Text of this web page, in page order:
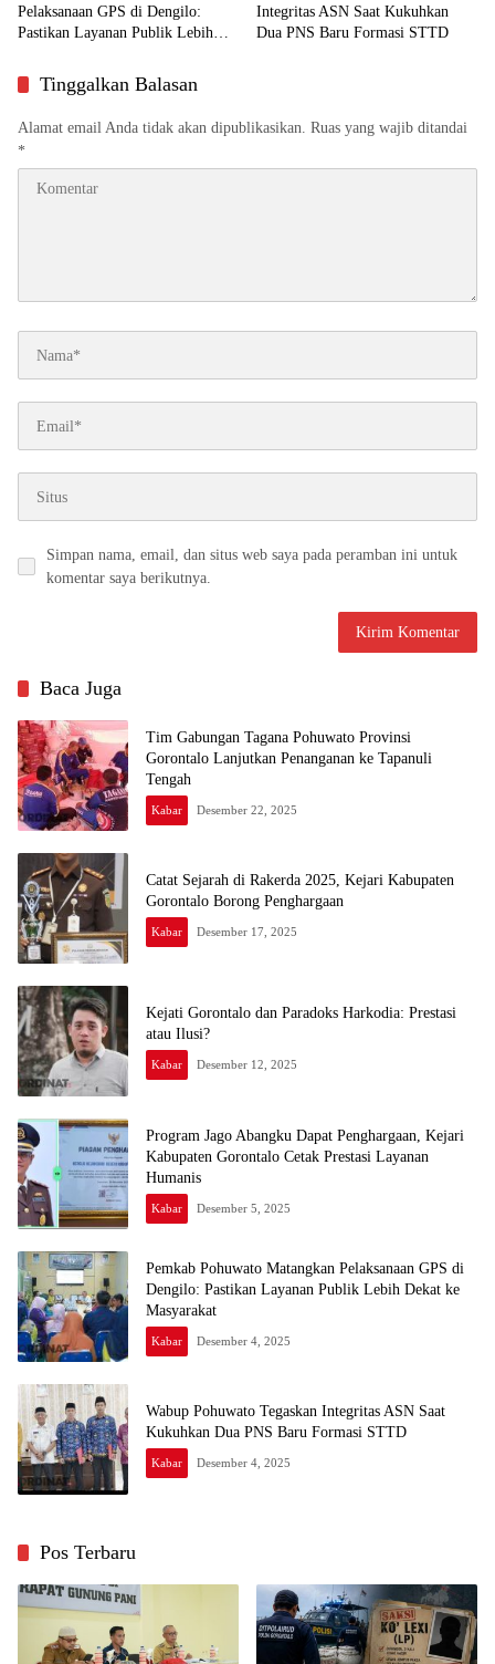
Pelaksanaan GPS di Dengilo:
Pastikan Layanan Publik Lebih
Integritas ASN Saat Kukuhkan
Dua PNS Baru Formasi STTD
Tinggalkan Balasan
Alamat email Anda tidak akan dipublikasikan. Ruas yang wajib ditandai
*
Simpan nama, email, dan situs web saya pada peramban ini untuk
komentar saya berikutnya.
Baca Juga
Tim Gabungan Tagana Pohuwato Provinsi
Gorontalo Lanjutkan Penanganan ke Tapanuli
Tengah
Kabar Desember 22, 2025
Catat Sejarah di Rakerda 2025, Kejari Kabupaten
Gorontalo Borong Penghargaan
Kabar Desember 17, 2025
Kejati Gorontalo dan Paradoks Harkodia: Prestasi
atau Ilusi?
Kabar Desember 12, 2025
Program Jago Abangku Dapat Penghargaan, Kejari
Kabupaten Gorontalo Cetak Prestasi Layanan
Humanis
Kabar Desember 5, 2025
Pemkab Pohuwato Matangkan Pelaksanaan GPS di
Dengilo: Pastikan Layanan Publik Lebih Dekat ke
Masyarakat
Kabar Desember 4, 2025
Wabup Pohuwato Tegaskan Integritas ASN Saat
Kukuhkan Dua PNS Baru Formasi STTD
Kabar Desember 4, 2025
Pos Terbaru